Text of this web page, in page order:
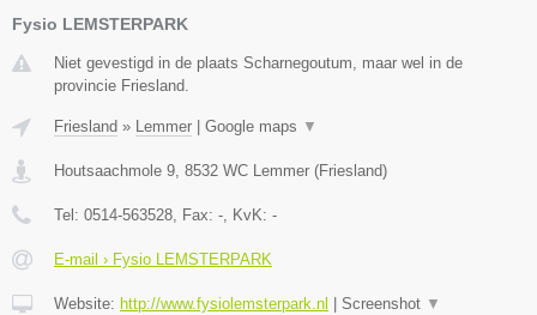
Fysio LEMSTERPARK
Niet gevestigd in de plaats Scharnegoutum, maar wel in de
provincie Friesland.
Friesland » Lemmer Google maps ▼
Houtsaachmole 9, 8532 WC Lemmer (Friesland)
Tel: 0514-563528, Fax: -, KvK: -
E-mail › Fysio LEMSTERPARK
Website: http://www.fysiolemsterpark.nl Screenshot ▼